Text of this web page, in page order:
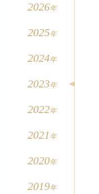
2026年
2025年
2024年
2023年
2022年
2021 年
2020年
2019年